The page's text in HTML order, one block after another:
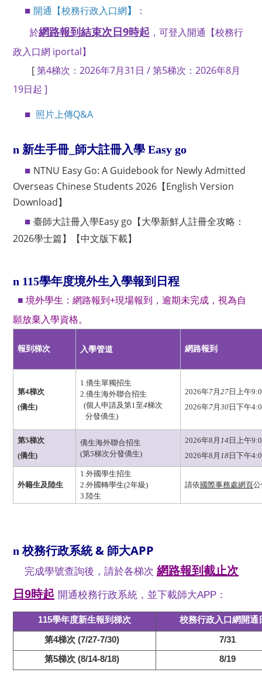
■ 開通 【校務行政入口網 】
：
於網路報到結束次日9時起 ，可登入開通 【校務行
政入口網 iportal】
[第4梯次： 2026年7月31日 / 第5梯次：2026年8月
19日起 ]
■ 照片上傳Q&A
n 新生手冊_師大註冊入學 Easy go
■ NTNU Easy Go: A Guidebook for Newly Admitted
Overseas Chinese Students 2026 【English Version
Download】
■ 臺師大註冊入學Easy go【大學新鮮人註冊全攻略：
2026學士篇】【中文版下載】
n 115學年度境外生入學報到日程
■ 境外學生：網路報到+現場報到，逾期未完成，視為自
願放棄入學資格。
報到梯次 入學管道 網路報到
第4梯次
(僑生)
1.僑生單獨招生
2.僑生海外聯合招生
(個人申請及第1至4梯次
分發僑生)
2026年7月 27 日上午
2026年7月 30 日下午4:
第5梯次
(僑生)
僑生海外聯合招生
(第5梯次分發僑生)
2026年8 月 14 日上午9:
2026年8 月 18 日下午4:
外籍生及陸生
1.外國學生招生
2.外國轉學生(2年級)
3.陸生
請依 國際事務處網頁
n校務行政系統 & 師大APP
完成學號查詢後，請於各梯次 網路報到截止次
日9時起 開通校務行政系統，並下載師大APP：
115學年度新生報到梯次
校務行政入口網開通
第4梯次 (7/27-7/30)
7/31
第5梯次 (8/14-8/18)
8/19